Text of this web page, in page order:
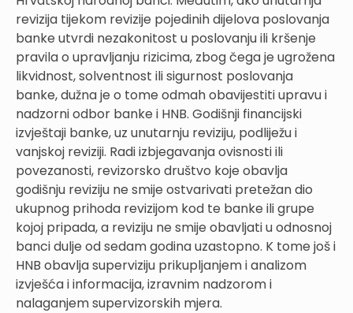
revizija tijekom revizije pojedinih dijelova poslovanja
banke utvrdi nezakonitost u poslovanju ili kršenje
pravila o upravljanju rizicima, zbog čega je ugrožena
likvidnost, solventnost ili sigurnost poslovanja
banke, dužna je o tome odmah obavijestiti upravu i
nadzorni odbor banke i HNB. Godišnji financijski
izvještaji banke, uz unutarnju reviziju, podliježu i
vanjskoj reviziji. Radi izbjegavanja ovisnosti ili
povezanosti, revizorsko društvo koje obavlja
godišnju reviziju ne smije ostvarivati pretežan dio
ukupnog prihoda revizijom kod te banke ili grupe
kojoj pripada, a reviziju ne smije obavljati u odnosnoj
banci dulje od sedam godina uzastopno. K tome još i
HNB obavlja superviziju prikupljanjem i analizom
izvješća i informacija, izravnim nadzorom i
nalaganjem supervizorskih mjera.